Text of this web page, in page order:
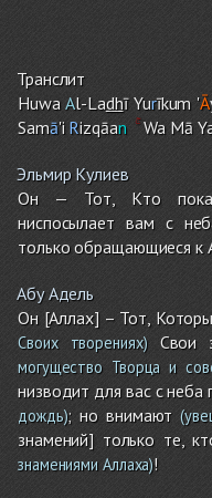
Транслит
HuwaAl-Ladhī Yurīkum 'Ā
Samā'i Rizqāan Wa Mā
Эльмир Кулиев
Он — Тот, Кто
ниспосылает вам с
только обращающиеся к
Абу Адель
Он [Аллах] – Тот,
Своих творениях)Свои
могущество Творца и
низводит для вас с неба
дождь); но внимают
знамений] только те,
знамениями Аллаха)!